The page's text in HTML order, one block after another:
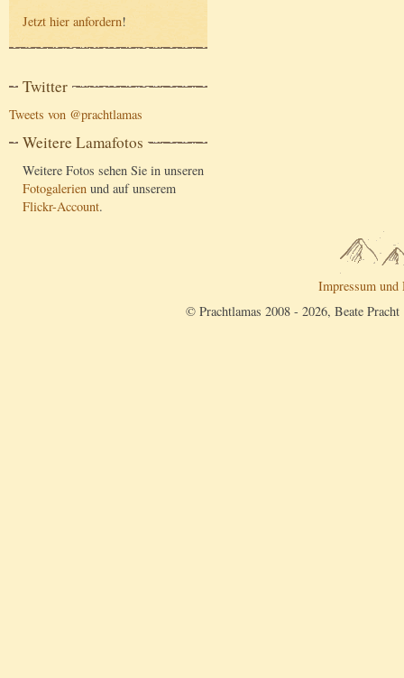
Jetzt hier anfordern!
Twitter
Tweets von @prachtlamas
Weitere Lamafotos
Weitere Fotos sehen Sie in unseren
Fotogalerien und auf unserem
Flickr-Account.
Impressum und
© Prachtlamas 2008 - 2026, Beate Pracht